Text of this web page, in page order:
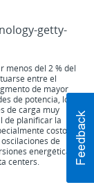
menos del 2 % del
entre el
de mayor
de potencia, los
de carga muy
de planificar la
costoso.
de
energéticas,
centers.